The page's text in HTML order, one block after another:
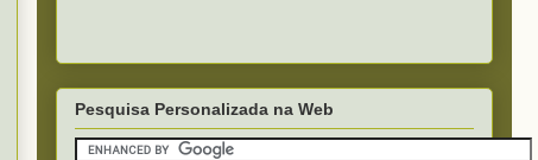
Pesquisa Personalizada na Web